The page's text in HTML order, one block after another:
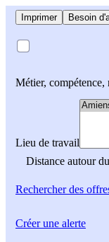
Imprimer Besoin
Métier,
Lieu de travail
Distance autour
Rechercherdes
Créer une alerte